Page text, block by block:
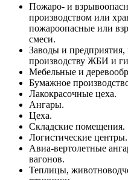
Пожаро- и
производством или
пожароопасные или
смеси.
Заводы и
производству ЖБИ и
Мебельные и
Бумажное
Лакокрасочные цеха.
Ангары.
Цеха.
Складские помещения.
Логистические центры.
Авиа-вертолетные
вагонов.
Теплицы,